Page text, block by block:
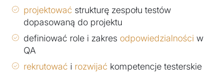
projektować strukturę zespołu testów
dopasowaną do projektu
definiować role i zakres odpowiedzialności w
QA
rekrutować i rozwijać kompetencje testerskie